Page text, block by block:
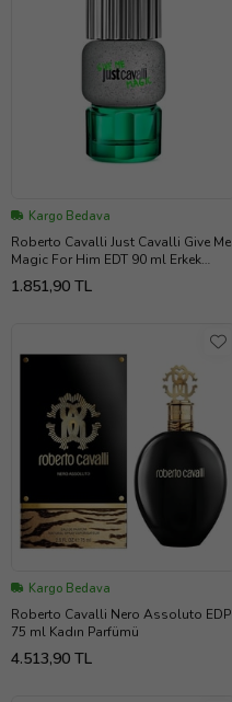
Kargo Bedava
Roberto Cavalli Just Cavalli Give Me
Magic For Him EDT 90 ml Erkek
Parfümü
1.851,90 TL
Kargo Bedava
Roberto Cavalli Nero Assoluto EDP
75 ml Kadın Parfümü
4.513,90 TL